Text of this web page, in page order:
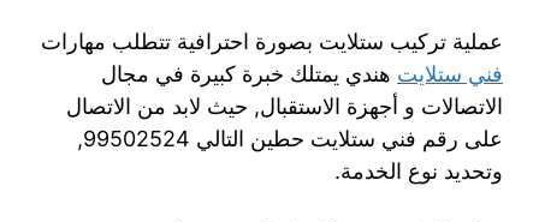
عملية تركيب ستلايت بصورة احترافية تتطلب مهارات
فني ستلايت هندي يمتلك خبرة كبيرة في مجال
الاتصالات و أجهزة الاستقبال, حيث لابد من الاتصال
على رقم فني ستلايت حطين التالي 99502524,
وتحديد نوع الخدمة.